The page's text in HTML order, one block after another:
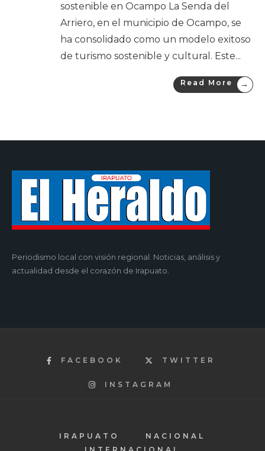
sostenible en Ocampo La Senda del
Arriero, en el municipio de Ocampo, se
ha consolidado como un modelo exitoso
de turismo sostenible y cultural. Este...
Read More →
Periodismo local con visión regional. Noticias, análisis y
actualidad desde el corazón de Irapuato.
FACEBOOK TWITTER
INSTAGRAM
IRAPUATO
NACIONAL